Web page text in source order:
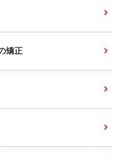
矯正